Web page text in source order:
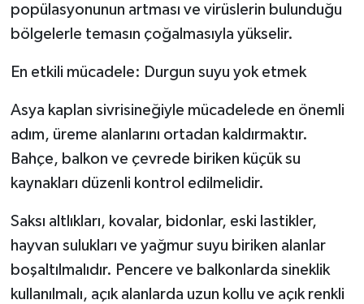
popülasyonunun artması ve virüslerin bulunduğu
bölgelerle temasın çoğalmasıyla yükselir.
En etkili mücadele: Durgun suyu yok etmek
Asya kaplan sivrisineğiyle mücadelede en önemli
adım, üreme alanlarını ortadan kaldırmaktır.
Bahçe, balkon ve çevrede biriken küçük su
kaynakları düzenli kontrol edilmelidir.
Saksı altlıkları, kovalar, bidonlar, eski lastikler,
hayvan sulukları ve yağmur suyu biriken alanlar
boşaltılmalıdır. Pencere ve balkonlarda sineklik
kullanılmalı, açık alanlarda uzun kollu ve açık renkli